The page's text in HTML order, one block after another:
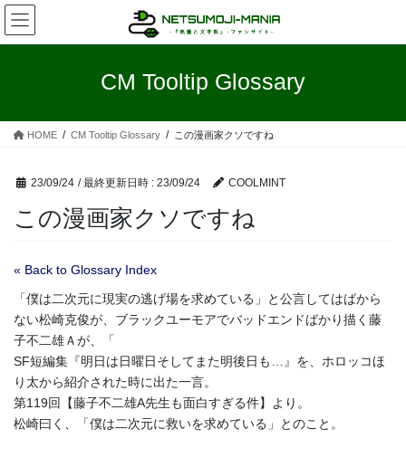
コ
ン
テ
ス
ナ
ビ
ゲ
ン
CM Tooltip Glossary
HOME CM Tooltip Glossary この漫画家クソですね
23/09/24 / 最終更新日時 : 23/09/24 COOLMINT
この漫画家クソですね
« Back to Glossary Index
「僕は二次元に現実の逃げ場を求めている」と公言してはばから
ない松崎克俊が、ブラックユーモアでバッドエンドばかり描く藤
子不二雄Ａが、「
SF短編集『明日は日曜日そしてまた明後日も…』を、ホロッコほ
り太から紹介された時に出た一言。
第119回【藤子不二雄A先生も面白すぎる件】より。
松崎曰く、「僕は二次元に救いを求めている」とのこと。